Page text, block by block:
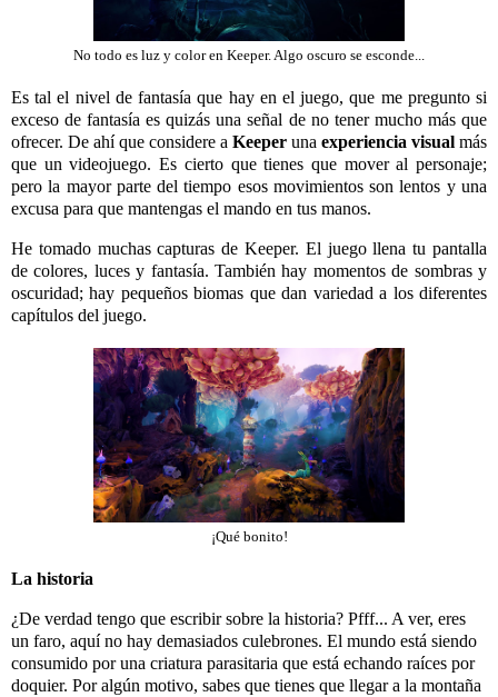
No todo es luz y color en Keeper. Algo oscuro se esconde...
Es tal el nivel de fantasía que hay en el juego, que me pregunto si
exceso de fantasía es quizás una señal de no tener mucho más que
ofrecer. De ahí que considere a Keeper una experiencia visual más
que un videojuego. Es cierto que tienes que mover al personaje;
pero la mayor parte del tiempo esos movimientos son lentos y una
excusa para que mantengas el mando en tus manos.
He tomado muchas capturas de Keeper. El juego llena tu pantalla
de colores, luces y fantasía. También hay momentos de sombras y
oscuridad; hay pequeños biomas que dan variedad a los diferentes
capítulos del juego.
¡Qué bonito!
La historia
¿De verdad tengo que escribir sobre la historia? Pfff... A ver, eres
un faro, aquí no hay demasiados culebrones. El mundo está siendo
consumido por una criatura parasitaria que está echando raíces por
doquier. Por algún motivo, sabes que tienes que llegar a la montaña